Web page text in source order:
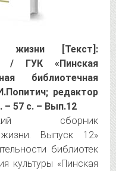
жизни [Текст]:
/ ГУК «Пинская
библиотечная
редактор
– 57 с. – Вып.12
сборник
Выпуск 12»
библиотек
культуры «Пинская